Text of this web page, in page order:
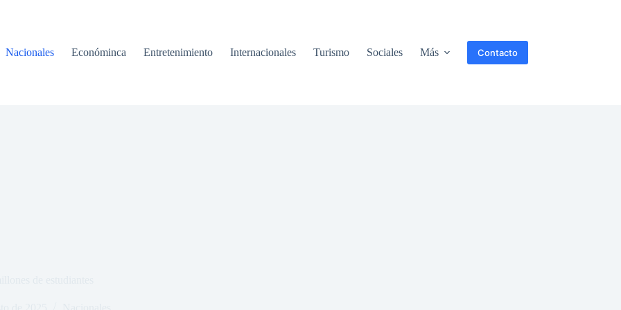
Nacionales Económinca Entretenimiento Internacionales Turismo Sociales Más Contacto